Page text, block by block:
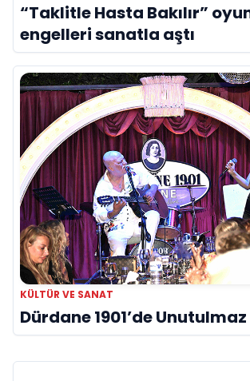
“Taklitle Hasta Bakılır”
engelleri sanatla aştı
KÜLTÜR VE SANAT
Dürdane 1901’de Unutulmaz